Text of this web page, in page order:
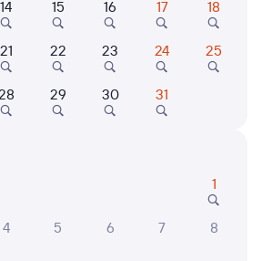
за вас
Туту о поездах
актуальные отзывы и не удаляем
14 15 16 17 18
21 22 23 24 25
29 30 31
1
4 5 6 7 8